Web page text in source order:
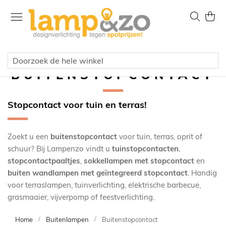
naar
Zoek
BUITENSTOPCONTACT
Stopcontact voor tuin en terras!
Zoekt u een buitenstopcontact voor tuin, terras, oprit of
schuur? Bij Lampenzo vindt u tuinstopcontacten,
stopcontactpaaltjes, sokkellampen met stopcontact en
buiten wandlampen met geïntegreerd stopcontact. Handig
voor terraslampen, tuinverlichting, elektrische barbecue,
grasmaaier, vijverpomp of feestverlichting.
Home Buitenlampen Buitenstopcontact